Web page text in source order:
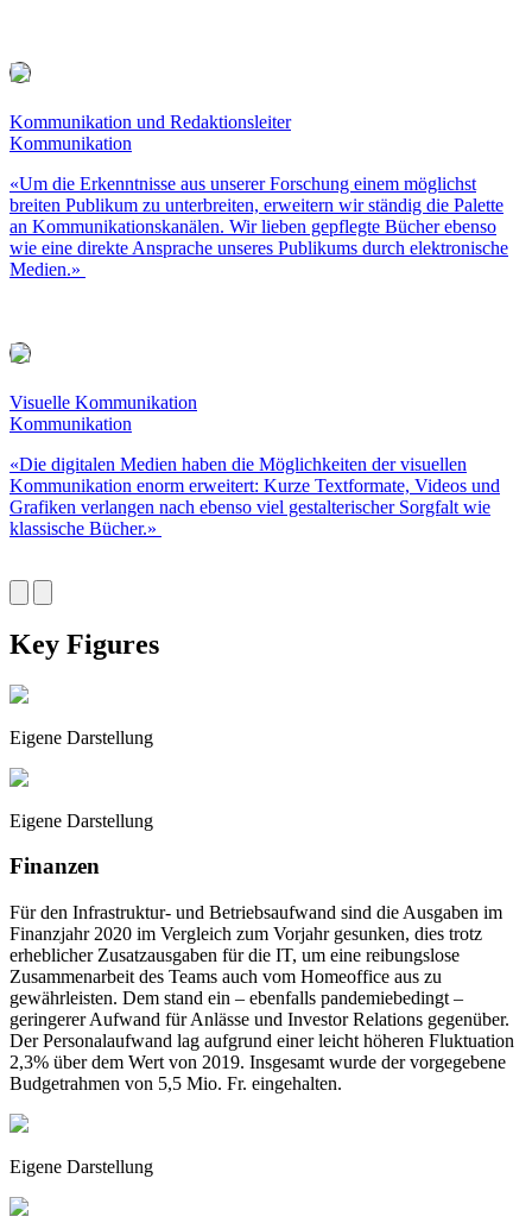
Kommunikation und Redaktionsleiter
Kommunikation
«Um die Erkenntnisse aus unserer Forschung einem möglichst
breiten Publikum zu unterbreiten, erweitern wir ständig die Palette
an Kommunikationskanälen. Wir lieben gepflegte Bücher ebenso
wie eine direkte Ansprache unseres Publikums durch elektronische
Medien.»
Visuelle Kommunikation
Kommunikation
«Die digitalen Medien haben die Möglichkeiten der visuellen
Kommunikation enorm erweitert: Kurze Textformate, Videos und
Grafiken verlangen nach ebenso viel gestalterischer Sorgfalt wie
klassische Bücher.»
Key Figures
Eigene Darstellung
Eigene Darstellung
Finanzen
Für den Infrastruktur- und Betriebsaufwand sind die Ausgaben im
Finanzjahr 2020 im Vergleich zum Vorjahr gesunken, dies trotz
erheblicher Zusatzausgaben für die IT, um eine reibungslose
Zusammenarbeit des Teams auch vom Homeoffice aus zu
gewährleisten. Dem stand ein – ebenfalls pandemiebedingt –
geringerer Aufwand für Anlässe und Investor Relations gegenüber.
Der Personalaufwand lag aufgrund einer leicht höheren Fluktuation
2,3% über dem Wert von 2019. Insgesamt wurde der vorgegebene
Budgetrahmen von 5,5 Mio. Fr. eingehalten.
Eigene Darstellung